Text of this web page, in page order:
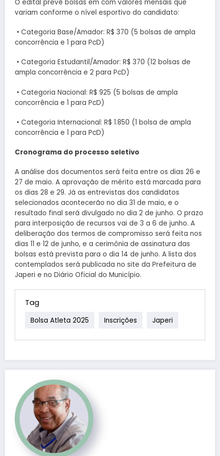
O edital prevê bolsas em com valores mensais que
variam conforme o nível esportivo do candidato:
• Categoria Base/Amador: R$ 370 (5 bolsas de ampla
concorrência e 1 para PcD)
• Categoria Estudantil/Amador: R$ 370 (12 bolsas de
ampla concorrência e 2 para PcD)
• Categoria Nacional: R$ 925 (5 bolsas de ampla
concorrência e 1 para PcD)
• Categoria Internacional: R$ 1.850 (1 bolsa de ampla
concorrência e 1 para PcD)
Cronograma do processo seletivo
A análise dos documentos será feita entre os dias 26 e
27 de maio. A aprovação de mérito está marcada para
os dias 28 e 29. Já as entrevistas dos candidatos
selecionados acontecerão no dia 31 de maio, e o
resultado final será divulgado no dia 2 de junho. O prazo
para interposição de recursos vai de 3 a 6 de junho. A
deliberação dos termos de compromisso será feita nos
dias 11 e 12 de junho, e a cerimônia de assinatura das
bolsas está prevista para o dia 14 de junho. A lista dos
contemplados será publicada no site da Prefeitura de
Japeri e no Diário Oficial do Município.
Tag
Bolsa Atleta 2025 Inscrições Japeri